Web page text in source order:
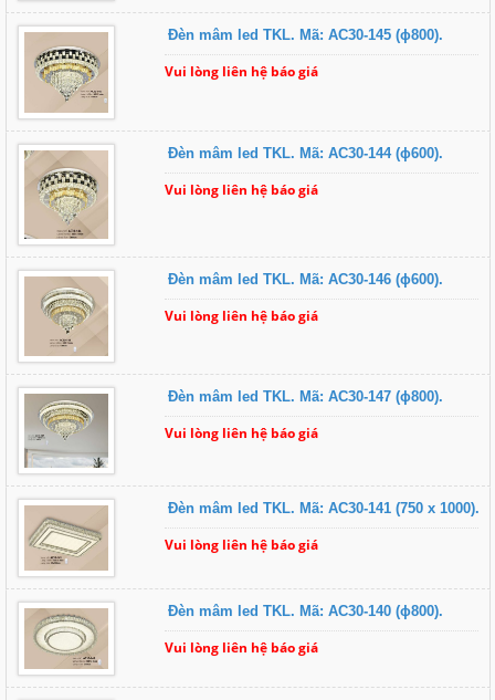
Đèn mâm led TKL. Mã: AC30-145 (ɸ800).
Vui lòng liên hệ báo giá
Đèn mâm led TKL. Mã: AC30-144 (ɸ600).
Vui lòng liên hệ báo giá
Đèn mâm led TKL. Mã: AC30-146 (ɸ600).
Vui lòng liên hệ báo giá
Đèn mâm led TKL. Mã: AC30-147 (ɸ800).
Vui lòng liên hệ báo giá
Đèn mâm led TKL. Mã: AC30-141 (750 x 1000).
Vui lòng liên hệ báo giá
Đèn mâm led TKL. Mã: AC30-140 (ɸ800).
Vui lòng liên hệ báo giá